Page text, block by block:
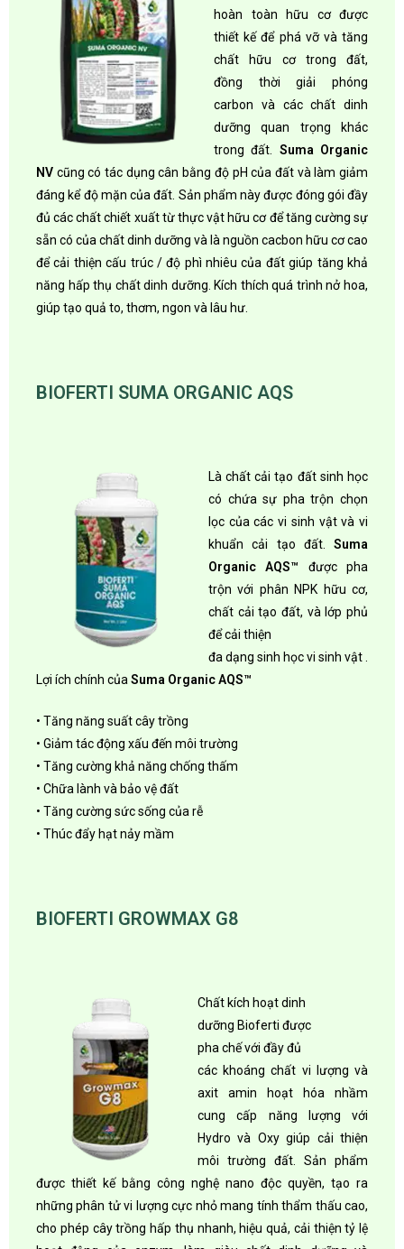
hoàn toàn hữu cơ được
thiết kế để phá vỡ và tăng
chất hữu cơ trong đất,
đồng thời giải phóng
carbon và các chất dinh
dưỡng quan trọng khác
trong đất.
Suma Organic
NV cũng có tác dụng cân bằng độ pH của đất và làm giảm
đáng kể độ mặn của đất. Sản phẩm này được đóng gói đầy
đủ các chất chiết xuất từ thực vật hữu cơ để tăng cường sự
sẵn có của chất dinh dưỡng và là nguồn cacbon hữu cơ cao
để cải thiện cấu trúc / độ phì nhiêu của đất giúp tăng khả
năng hấp thụ chất dinh dưỡng. Kích thích quá trình nở hoa,
giúp tạo quả to, thơm, ngon và lâu hư.
BIOFERTI SUMA ORGANIC AQS
Là chất cải tạo đất sinh học
có chứa sự pha trộn chọn
lọc của các vi sinh vật và vi
khuẩn cải tạo đất. Suma
Organic AQS™ được pha
trộn với phân NPK hữu cơ,
chất cải tạo đất, và lớp phủ
để cải thiện
đa dạng sinh học vi sinh vật .
Lợi ích chính của Suma Organic AQS™
• Tăng năng suất cây trồng
• Giảm tác động xấu đến môi trường
• Tăng cường khả năng chống thấm
• Chữa lành và bảo vệ đất
• Tăng cường sức sống của rễ
• Thúc đẩy hạt nảy mầm
BIOFERTI GROWMAX G8
Chất kích hoạt dinh
dưỡng Bioferti được
pha chế với đầy đủ
các khoáng chất vi lượng và
axit amin hoạt hóa nhầm
cung cấp năng lượng với
Hydro và Oxy giúp cải thiện
môi trường đất. Sản phẩm
được thiết kế bằng công nghệ nano độc quyền, tạo ra
những phân tử vi lượng cực nhỏ mang tính thẩm thấu cao,
cho phép cây trồng hấp thụ nhanh, hiệu quả, cải thiện tỷ lệ